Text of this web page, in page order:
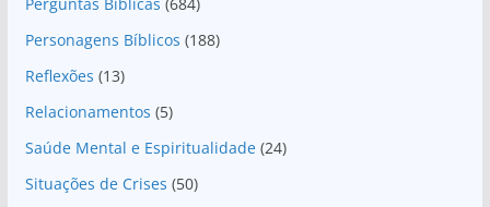
Personagens Bíblicos (188)
Reflexões (13)
Relacionamentos (5)
Saúde Mental e Espiritualidade(24)
Situações de Crises (50)